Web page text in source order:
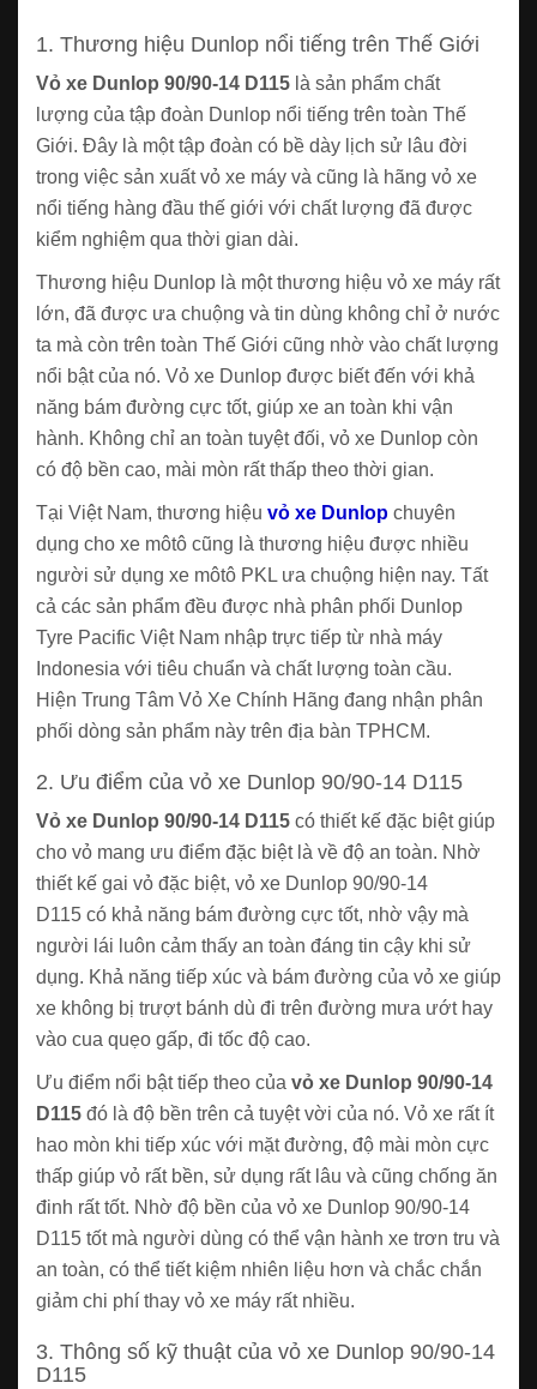
1. Thương hiệu Dunlop nổi tiếng trên Thế Giới
Vỏ xe Dunlop 90/90-14 D115 là sản phẩm chất
lượng của tập đoàn Dunlop nổi tiếng trên toàn Thế
Giới. Đây là một tập đoàn có bề dày lịch sử lâu đời
trong việc sản xuất vỏ xe máy và cũng là hãng vỏ xe
nổi tiếng hàng đầu thế giới với chất lượng đã được
kiểm nghiệm qua thời gian dài.
Thương hiệu Dunlop là một thương hiệu vỏ xe máy rất
lớn, đã được ưa chuộng và tin dùng không chỉ ở nước
ta mà còn trên toàn Thế Giới cũng nhờ vào chất lượng
nổi bật của nó. Vỏ xe Dunlop được biết đến với khả
năng bám đường cực tốt, giúp xe an toàn khi vận
hành. Không chỉ an toàn tuyệt đối, vỏ xe Dunlop còn
có độ bền cao, mài mòn rất thấp theo thời gian.
Tại Việt Nam, thương hiệu vỏ xe Dunlop chuyên
dụng cho xe môtô cũng là thương hiệu được nhiều
người sử dụng xe môtô PKL ưa chuộng hiện nay. Tất
cả các sản phẩm đều được nhà phân phối Dunlop
Tyre Pacific Việt Nam nhập trực tiếp từ nhà máy
Indonesia với tiêu chuẩn và chất lượng toàn cầu.
Hiện Trung Tâm Vỏ Xe Chính Hãng đang nhận phân
phối dòng sản phẩm này trên địa bàn TPHCM.
2. Ưu điểm của vỏ xe Dunlop 90/90-14 D115
Vỏ xe Dunlop 90/90-14 D115 có thiết kế đặc biệt giúp
cho vỏ mang ưu điểm đặc biệt là về độ an toàn. Nhờ
thiết kế gai vỏ đặc biệt, vỏ xe Dunlop 90/90-14
D115 có khả năng bám đường cực tốt, nhờ vậy mà
người lái luôn cảm thấy an toàn đáng tin cậy khi sử
dụng. Khả năng tiếp xúc và bám đường của vỏ xe giúp
xe không bị trượt bánh dù đi trên đường mưa ướt hay
vào cua quẹo gấp, đi tốc độ cao.
Ưu điểm nổi bật tiếp theo của vỏ xe Dunlop 90/90-14
D115 đó là độ bền trên cả tuyệt vời của nó. Vỏ xe rất ít
hao mòn khi tiếp xúc với mặt đường, độ mài mòn cực
thấp giúp vỏ rất bền, sử dụng rất lâu và cũng chống ăn
đinh rất tốt. Nhờ độ bền của vỏ xe Dunlop 90/90-14
D115 tốt mà người dùng có thể vận hành xe trơn tru và
an toàn, có thể tiết kiệm nhiên liệu hơn và chắc chắn
giảm chi phí thay vỏ xe máy rất nhiều.
3. Thông số kỹ thuật của vỏ xe Dunlop 90/90-14
D115